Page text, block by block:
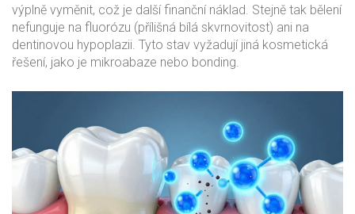
výplně vyměnit, což je další finanční náklad. Stejně tak bělení
nefunguje na fluorózu (přílišná bílá skvrnovitost) ani na
dentinovou hypoplazii. Tyto stav vyžadují jiná kosmetická
řešení, jako je mikroabaze nebo bonding.